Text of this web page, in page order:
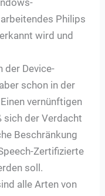
Philips
wird und
der Device-
schon in der
vernünftigen
sich der Verdacht
Beschränkung
Zertifizierte
soll.
alle Arten von